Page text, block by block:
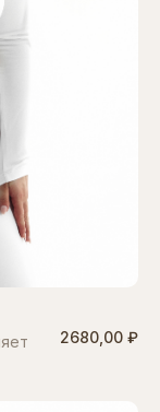
2680,00 ₽